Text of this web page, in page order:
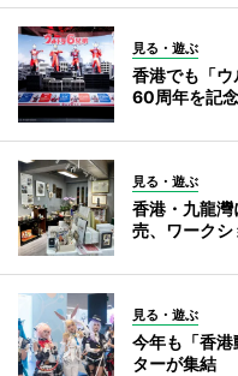
見る・遊ぶ
香港でも「
60周年を記
見る・遊ぶ
香港・九龍
売、ワークシ
見る・遊ぶ
今年も「香
ターが集結